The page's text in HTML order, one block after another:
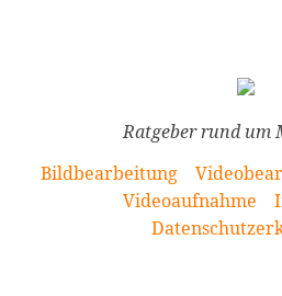
Ratgeber rund um
Bildbearbeitung
Videoaufnahme